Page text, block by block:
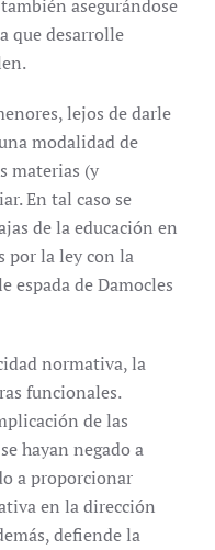
asegurándose
que desarrolle
lejos de darle
modalidad de
materias (y
En tal caso se
de la educación en
por la ley con la
espada de Damocles
normativa, la
funcionales.
de las
hayan negado a
a proporcionar
en la dirección
defiende la